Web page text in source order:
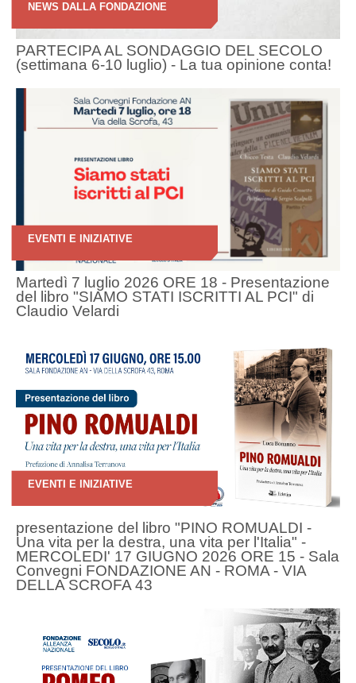
NEWS DALLA FONDAZIONE
PARTECIPA AL SONDAGGIO DEL SECOLO
(settimana 6-10 luglio) - La tua opinione conta!
EVENTI E INIZIATIVE
Martedì 7 luglio 2026 ORE 18 - Presentazione
del libro "SIAMO STATI ISCRITTI AL PCI" di
Claudio Velardi
EVENTI E INIZIATIVE
presentazione del libro "PINO ROMUALDI -
Una vita per la destra, una vita per l'Italia" -
MERCOLEDI' 17 GIUGNO 2026 ORE 15 - Sala
Convegni FONDAZIONE AN - ROMA - VIA
DELLA SCROFA 43